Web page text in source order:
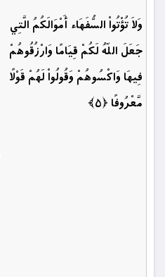
وَلاَ تُؤْتُواْ السُّفَهَاء أَمْوَالَكُمُ الَّتِي
جَعَلَ اللّهُ لَكُمْ قِيَامًا وَارْزُقُوهُمْ
فِيهَا وَاكْسُوهُمْ وَقُولُواْ لَهُمْ قَوْلًا
مَّعْرُوفًا ﴿۵﴾